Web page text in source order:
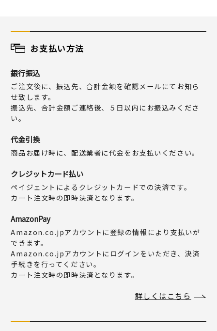
お支払い方法
銀行振込
ご注文後に、振込先、合計金額を確認メールにてお知ら
せ致します。
振込先、合計金額ご連絡後、５日以内にお振込みくださ
い。
代金引換
商品お届け時に、配送業者に代金をお支払いください。
クレジットカード払い
ペイジェントによるクレジットカードでの決済です。
カート注文時の即時決済となります。
AmazonPay
Amazon.co.jpアカウントに登録の情報により支払いが
できます。
Amazon.co.jpアカウントにログインをいただき、決済
手続きを行ってください。
カート注文時の即時決済となります。
詳しくはこちら